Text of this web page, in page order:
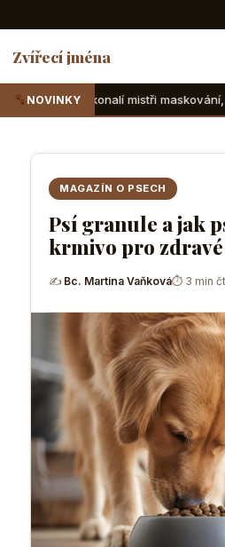
Zvířecí jména
NOVINKY
maskování, které v teráriu sotva
MAGAZÍN O PSECH
Psí granule a jak
krmivo pro
✍ Bc. Martina Vaňková⏱ 3 min